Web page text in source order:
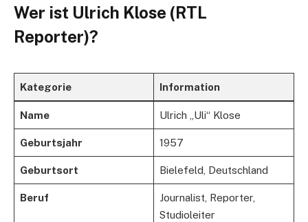
Wer ist Ulrich Klose (RTL
Reporter)?
Kategorie Information
Name Ulrich „Uli“ Klose
Geburtsjahr 1957
Geburtsort Bielefeld, Deutschland
Beruf
Journalist, Reporter,
Studioleiter